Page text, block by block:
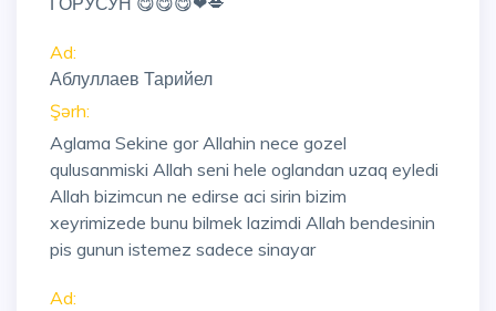
Ad:
Аблуллаев Тарийел
Şərh:
Aglama Sekine gor Allahin nece gozel
qulusanmiski Allah seni hele oglandan uzaq eyledi
Allah bizimcun ne edirse aci sirin bizim
xeyrimizede bunu bilmek lazimdi Allah bendesinin
pis gunun istemez sadece sinayar
Ad: